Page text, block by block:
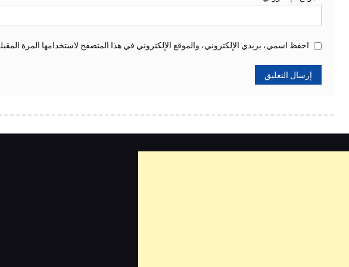
احفظ اسمي، بريدي الإلكتروني، والموقع الإلكتروني في هذا المتصفح لاستخدامها المرة